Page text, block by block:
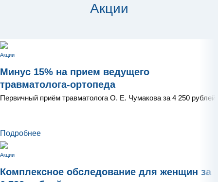
Акции
Акции
Минус 15% на прием ведущего
травматолога-ортопеда
Первичный приём травматолога О. Е. Чумакова за 4 250 рублей
Подробнее
Акции
Комплексное обследование для женщин за